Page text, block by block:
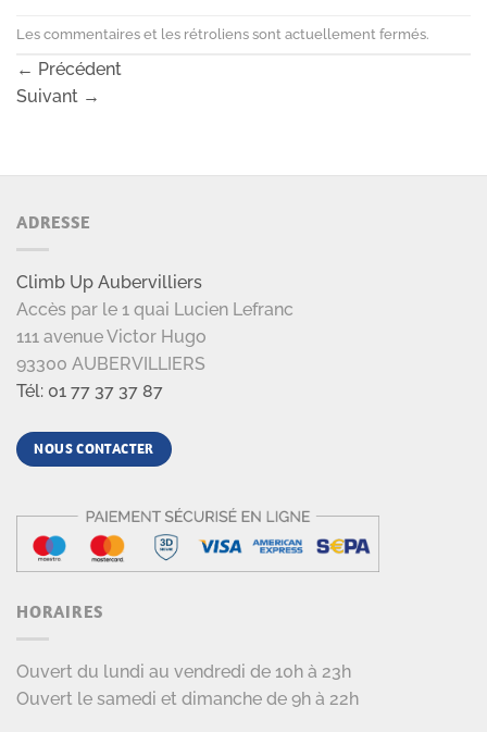
Les commentaires et les rétroliens sont actuellement fermés.
← Précédent
Suivant →
ADRESSE
Climb Up Aubervilliers
Accès par le 1 quai Lucien Lefranc
111 avenue Victor Hugo
93300 AUBERVILLIERS
Tél: 01 77 37 37 87
NOUS CONTACTER
HORAIRES
Ouvert du lundi au vendredi de 10h à 23h
Ouvert le samedi et dimanche de 9h à 22h